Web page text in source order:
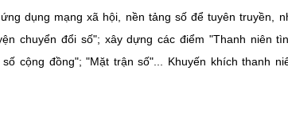
dụng mạng xã hội, nền tảng số để tuyên truyền,
chuyển đổi số"; xây dựng các điểm "Thanh niên
cộng đồng"; "Mặt trận số"... Khuyến khích thanh